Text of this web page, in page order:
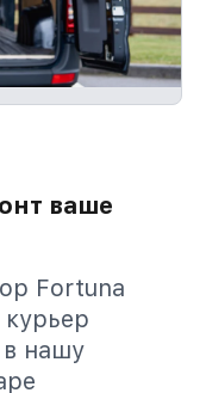
ваше
Fortuna
в нашу